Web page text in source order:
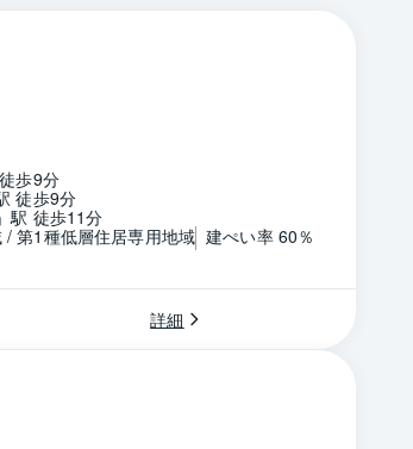
歩9分
徒歩9分
駅 徒歩11分
/ 第1種低層住居専用地域 建ぺい率 60％
詳細